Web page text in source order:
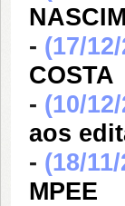
- (17/
COSTA
- (10/
aos
- (18/
MPEE